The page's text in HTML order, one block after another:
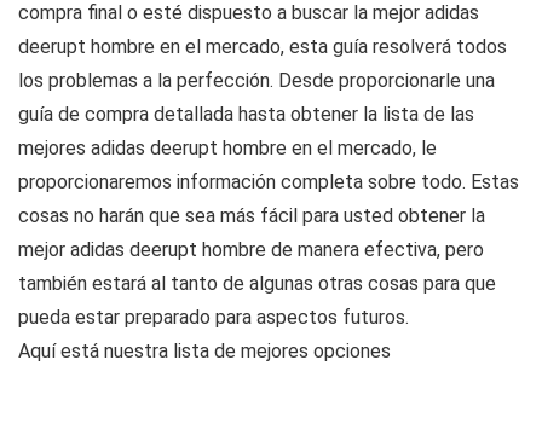
compra final o esté dispuesto a buscar la mejor adidas
deerupt hombre en el mercado, esta guía resolverá todos
los problemas a la perfección. Desde proporcionarle una
guía de compra detallada hasta obtener la lista de las
mejores adidas deerupt hombre en el mercado, le
proporcionaremos información completa sobre todo. Estas
cosas no harán que sea más fácil para usted obtener la
mejor adidas deerupt hombre de manera efectiva, pero
también estará al tanto de algunas otras cosas para que
pueda estar preparado para aspectos futuros.
Aquí está nuestra lista de mejores opciones